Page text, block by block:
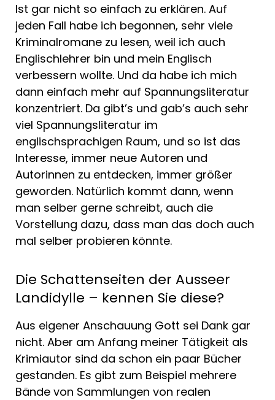
Ist gar nicht so einfach zu erklären. Auf
jeden Fall habe ich begonnen, sehr viele
Kriminalromane zu lesen, weil ich auch
Englischlehrer bin und mein Englisch
verbessern wollte. Und da habe ich mich
dann einfach mehr auf Spannungsliteratur
konzentriert. Da gibt’s und gab’s auch sehr
viel Spannungsliteratur im
englischsprachigen Raum, und so ist das
Interesse, immer neue Autoren und
Autorinnen zu entdecken, immer größer
geworden. Natürlich kommt dann, wenn
man selber gerne schreibt, auch die
Vorstellung dazu, dass man das doch auch
mal selber probieren könnte.
Die Schattenseiten der Ausseer
Landidylle – kennen Sie diese?
Aus eigener Anschauung Gott sei Dank gar
nicht. Aber am Anfang meiner Tätigkeit als
Krimiautor sind da schon ein paar Bücher
gestanden. Es gibt zum Beispiel mehrere
Bände von Sammlungen von realen